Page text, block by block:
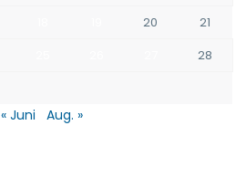
20
21
28
« Juni Aug. »